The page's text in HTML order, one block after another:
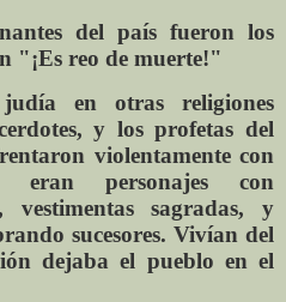
del país fueron los
"¡Es reo de muerte!"
en otras religiones
y los profetas del
violentamente con
eran personajes con
vestimentas sagradas, y
sucesores. Vivían del
dejaba el pueblo en el